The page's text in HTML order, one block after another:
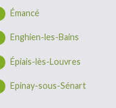
Émancé
Enghien-les-Bains
Épiais-lès-Louvres
Epinay-sous-Sénart